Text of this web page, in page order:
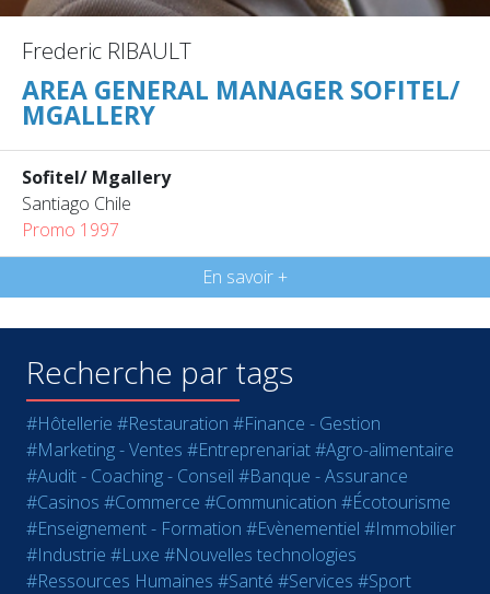
Frederic RIBAULT
AREA GENERAL MANAGER SOFITEL/
MGALLERY
Sofitel/ Mgallery
Santiago Chile
Promo 1997
En savoir +
Recherche par tags
#Hôtellerie #Restauration #Finance - Gestion
#Marketing - Ventes #Entreprenariat#Agro-alimentaire
#Audit - Coaching - Conseil #Banque - Assurance
#Casinos #Commerce #Communication #Écotourisme
#Enseignement - Formation #Evènementiel #Immobilier
#Industrie #Luxe #Nouvelles technologies
#Ressources Humaines #Santé #Services #Sport